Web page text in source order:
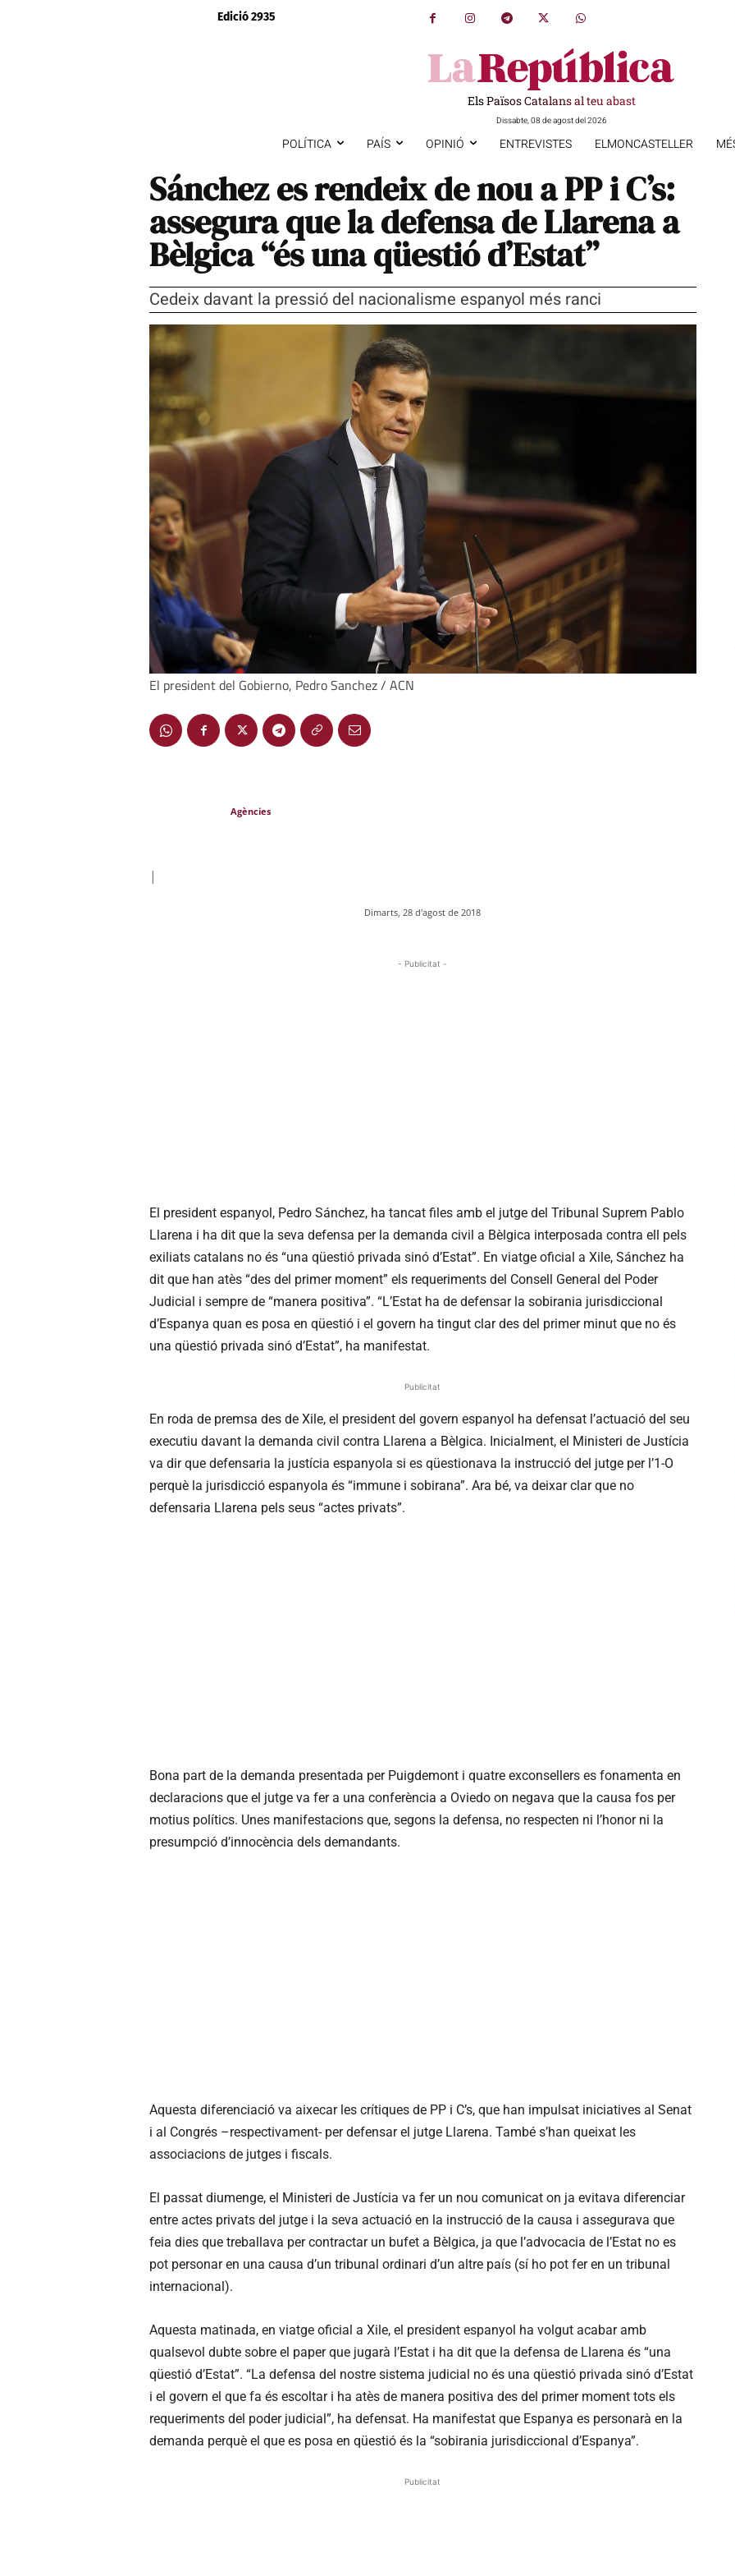
Edició 2935
Els Països Catalans al teu abast
Dissabte, 08 de agost del 2026
POLÍTICA PAÍS OPINIÓ ENTREVISTES ELMONCASTELLER
Sánchez es rendeix de nou a PP i C’s:
assegura que la defensa de Llarena a
Bèlgica “és una qüestió d’Estat”
Cedeix davant la pressió del nacionalisme espanyol més ranci
El president del Gobierno, Pedro Sanchez / ACN
Agències
|
Dimarts, 28 d'agost de 2018
- Publicitat -
El president espanyol, Pedro Sánchez, ha tancat files amb el jutge del Tribunal Suprem Pablo
Llarena i ha dit que la seva defensa per la demanda civil a Bèlgica interposada contra ell pels
exiliats catalans no és “una qüestió privada sinó d’Estat”. En viatge oficial a Xile, Sánchez ha
dit que han atès “des del primer moment” els requeriments del Consell General del Poder
Judicial i sempre de “manera positiva”. “L’Estat ha de defensar la sobirania jurisdiccional
d’Espanya quan es posa en qüestió i el govern ha tingut clar des del primer minut que no és
una qüestió privada sinó d’Estat”, ha manifestat.
Publicitat
En roda de premsa des de Xile, el president del govern espanyol ha defensat l’actuació del seu
executiu davant la demanda civil contra Llarena a Bèlgica. Inicialment, el Ministeri de Justícia
va dir que defensaria la justícia espanyola si es qüestionava la instrucció del jutge per l’1-O
perquè la jurisdicció espanyola és “immune i sobirana”. Ara bé, va deixar clar que no
defensaria Llarena pels seus “actes privats”.
Bona part de la demanda presentada per Puigdemont i quatre exconsellers es fonamenta en
declaracions que el jutge va fer a una conferència a Oviedo on negava que la causa fos per
motius polítics. Unes manifestacions que, segons la defensa, no respecten ni l’honor ni la
presumpció d’innocència dels demandants.
Aquesta diferenciació va aixecar les crítiques de PP i C’s, que han impulsat iniciatives al Senat
i al Congrés –respectivament- per defensar el jutge Llarena. També s’han queixat les
associacions de jutges i fiscals.
El passat diumenge, el Ministeri de Justícia va fer un nou comunicat on ja evitava diferenciar
entre actes privats del jutge i la seva actuació en la instrucció de la causa i assegurava que
feia dies que treballava per contractar un bufet a Bèlgica, ja que l’advocacia de l’Estat no es
pot personar en una causa d’un tribunal ordinari d’un altre país (sí ho pot fer en un tribunal
internacional).
Aquesta matinada, en viatge oficial a Xile, el president espanyol ha volgut acabar amb
qualsevol dubte sobre el paper que jugarà l’Estat i ha dit que la defensa de Llarena és “una
qüestió d’Estat”. “La defensa del nostre sistema judicial no és una qüestió privada sinó d’Estat
i el govern el que fa és escoltar i ha atès de manera positiva des del primer moment tots els
requeriments del poder judicial”, ha defensat. Ha manifestat que Espanya es personarà en la
demanda perquè el que es posa en qüestió és la “sobirania jurisdiccional d’Espanya”.
Publicitat